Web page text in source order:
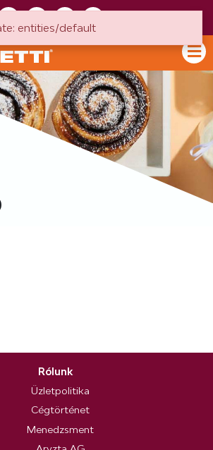
Rólunk
Üzletpolitika
Cégtörténet
Menedzsment
entities/default